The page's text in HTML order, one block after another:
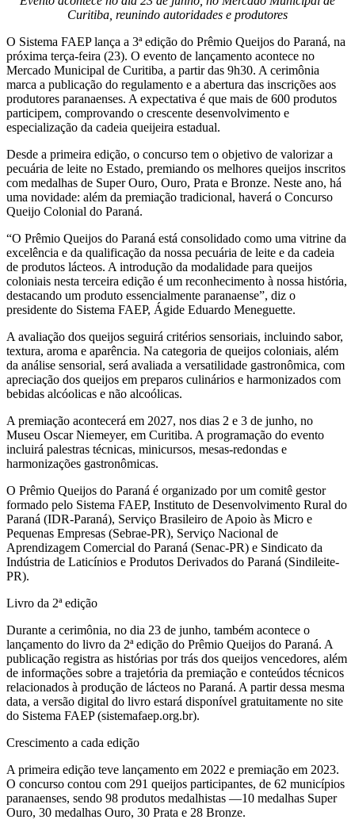
Curitiba, reunindo autoridades e produtores
O Sistema FAEP lança a 3ª edição do Prêmio Queijos do Paraná, na
próxima terça-feira (23). O evento de lançamento acontece no
Mercado Municipal de Curitiba, a partir das 9h30. A cerimônia
marca a publicação do regulamento e a abertura das inscrições aos
produtores paranaenses. A expectativa é que mais de 600 produtos
participem, comprovando o crescente desenvolvimento e
especialização da cadeia queijeira estadual.
Desde a primeira edição, o concurso tem o objetivo de valorizar a
pecuária de leite no Estado, premiando os melhores queijos inscritos
com medalhas de Super Ouro, Ouro, Prata e Bronze. Neste ano, há
uma novidade: além da premiação tradicional, haverá o Concurso
Queijo Colonial do Paraná.
“O Prêmio Queijos do Paraná está consolidado como uma vitrine da
excelência e da qualificação da nossa pecuária de leite e da cadeia
de produtos lácteos. A introdução da modalidade para queijos
coloniais nesta terceira edição é um reconhecimento à nossa história,
destacando um produto essencialmente paranaense”, diz o
presidente do Sistema FAEP, Ágide Eduardo Meneguette.
A avaliação dos queijos seguirá critérios sensoriais, incluindo sabor,
textura, aroma e aparência. Na categoria de queijos coloniais, além
da análise sensorial, será avaliada a versatilidade gastronômica, com
apreciação dos queijos em preparos culinários e harmonizados com
bebidas alcóolicas e não alcoólicas.
A premiação acontecerá em 2027, nos dias 2 e 3 de junho, no
Museu Oscar Niemeyer, em Curitiba. A programação do evento
incluirá palestras técnicas, minicursos, mesas-redondas e
harmonizações gastronômicas.
O Prêmio Queijos do Paraná é organizado por um comitê gestor
formado pelo Sistema FAEP, Instituto de Desenvolvimento Rural do
Paraná (IDR-Paraná), Serviço Brasileiro de Apoio às Micro e
Pequenas Empresas (Sebrae-PR), Serviço Nacional de
Aprendizagem Comercial do Paraná (Senac-PR) e Sindicato da
Indústria de Laticínios e Produtos Derivados do Paraná (Sindileite-
PR).
Livro da 2ª edição
Durante a cerimônia, no dia 23 de junho, também acontece o
lançamento do livro da 2ª edição do Prêmio Queijos do Paraná. A
publicação registra as histórias por trás dos queijos vencedores, além
de informações sobre a trajetória da premiação e conteúdos técnicos
relacionados à produção de lácteos no Paraná. A partir dessa mesma
data, a versão digital do livro estará disponível gratuitamente no site
do Sistema FAEP (sistemafaep.org.br).
Crescimento a cada edição
A primeira edição teve lançamento em 2022 e premiação em 2023.
O concurso contou com 291 queijos participantes, de 62 municípios
paranaenses, sendo 98 produtos medalhistas —10 medalhas Super
Ouro, 30 medalhas Ouro, 30 Prata e 28 Bronze.